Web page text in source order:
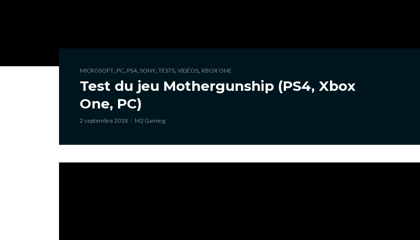
MICROSOFT, PC, PS4, SONY, TESTS, VIDÉOS, XBOX ONE
Test du jeu Mothergunship (PS4, Xbox
One, PC)
2 septembre 2018 M2 Gaming